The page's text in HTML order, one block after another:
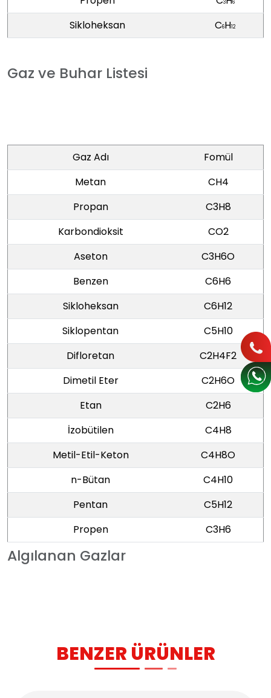
Gaz ve Buhar Listesi
3 6
Sikloheksan C6H12
Algılanan Gazlar
Gaz Adı
Fomül
Metan
CH4
Propan
C3H8
Karbondioksit
CO2
Aseton
C3H6O
Benzen
C6H6
Sikloheksan
C6H12
Siklopentan
C5H10
Difloretan
C2H4F2
Dimetil Eter
C2H6O
Etan
C2H6
İzobütilen
C4H8
Metil-Etil-Keton
C4H8O
n-Bütan
C4H10
Pentan
C5H12
Propen
C3H6
BENZER ÜRÜNLER